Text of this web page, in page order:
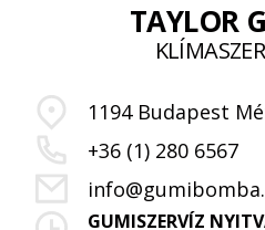
TAYLOR
1194 Budapest
+36 (1) 280 6567
GUMISZERVÍZ